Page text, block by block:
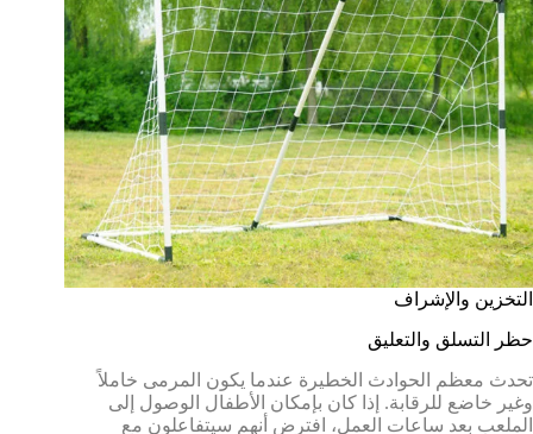
التخزين والإشراف
حظر التسلق والتعليق
تحدث معظم الحوادث الخطيرة عندما يكون المرمى خاملاً
وغير خاضع للرقابة. إذا كان بإمكان الأطفال الوصول إلى
الملعب بعد ساعات العمل، افترض أنهم سيتفاعلون مع